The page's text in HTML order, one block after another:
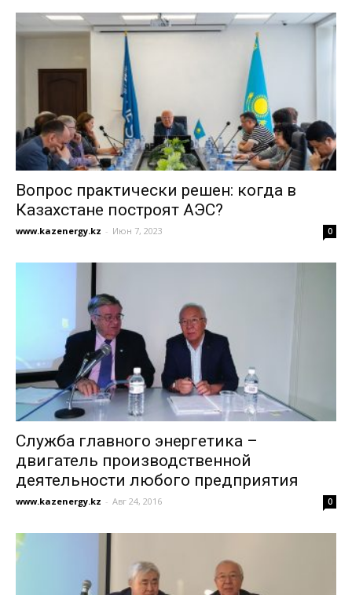
Вопрос практически решен: когда в
Казахстане построят АЭС?
www.kazenergy.kz - Июн 7, 2023 0
Служба главного энергетика –
двигатель производственной
деятельности любого предприятия
www.kazenergy.kz - Авг 24, 2016 0